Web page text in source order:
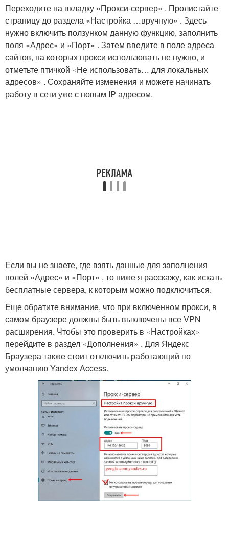
Переходите на вкладку «Прокси-сервер» . Пролистайте
страницу до раздела «Настройка …вручную» . Здесь
нужно включить ползунком данную функцию, заполнить
поля «Адрес» и «Порт» . Затем введите в поле адреса
сайтов, на которых прокси использовать не нужно, и
отметьте птичкой «Не использовать… для локальных
адресов» . Сохраняйте изменения и можете начинать
работу в сети уже с новым IP адресом.
Если вы не знаете, где взять данные для заполнения
полей «Адрес» и «Порт» , то ниже я расскажу, как искать
бесплатные сервера, к которым можно подключиться.
Еще обратите внимание, что при включенном прокси, в
самом браузере должны быть выключены все VPN
расширения. Чтобы это проверить в «Настройках»
перейдите в раздел «Дополнения» . Для Яндекс
Браузера также стоит отключить работающий по
умолчанию Yandex Access.